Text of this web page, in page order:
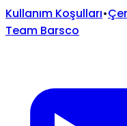
Kullanım Koşulları•
Team Barsco